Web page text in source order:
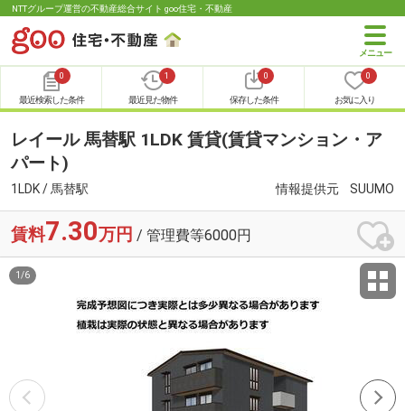
NTTグループ運営の不動産総合サイト goo住宅・不動産
0
最近検索した条件
1
最近見た物件
0
保存した条件
0
お気に入り
レイール 馬替駅 1LDK 賃貸(賃貸マンション・ア
パート)
1LDK / 馬替駅 情報提供元 SUUMO
賃料7.30万円 / 管理費等6000円
1 /6